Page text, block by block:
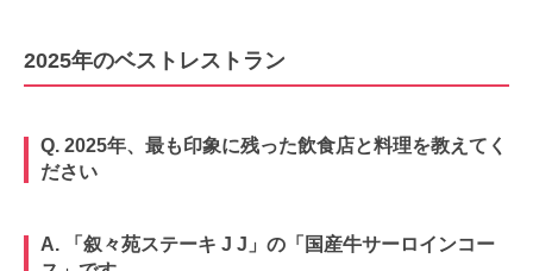
2025年のベストレストラン
Q. 2025年、最も印象に残った飲食店と料理を教えてく
ださい
A. 「叙々苑ステーキ J J」の「国産牛サーロインコー